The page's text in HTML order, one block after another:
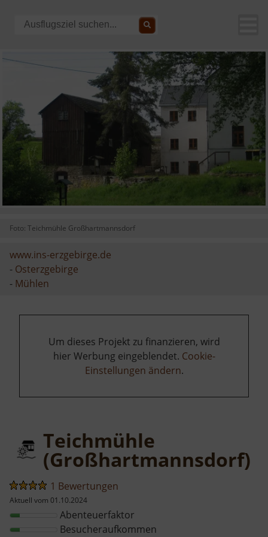
Foto: Teichmühle Großhartmannsdorf
www.ins-erzgebirge.de
- Osterzgebirge
- Mühlen
Um dieses Projekt zu finanzieren, wird
hier Werbung eingeblendet. Cookie-
Einstellungen ändern.
Teichmühle
(Großhartmannsdorf)
1 Bewertungen
Aktuell vom 01.10.2024
Abenteuerfaktor
Besucheraufkommen